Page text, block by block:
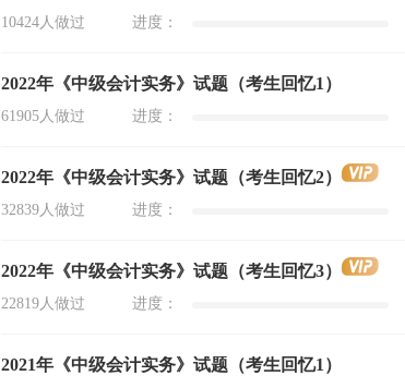
10424人做过 进度：
2022年《中级会计实务》试题（考生回忆1）
61905人做过 进度：
2022年《中级会计实务》试题（考生回忆2）
32839人做过 进度：
2022年《中级会计实务》试题（考生回忆3）
22819人做过 进度：
2021年《中级会计实务》试题（考生回忆1）